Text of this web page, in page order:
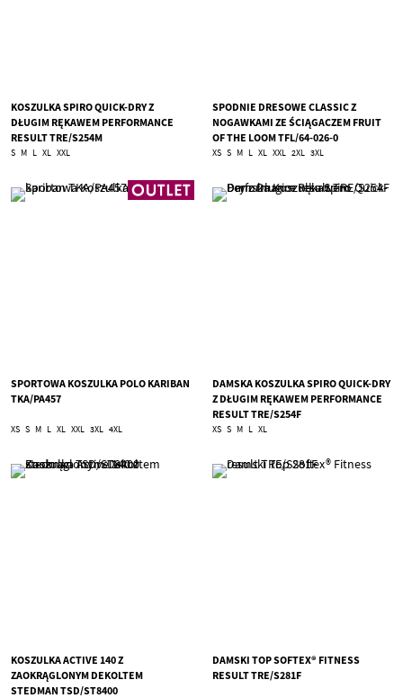
KOSZULKA SPIRO QUICK-DRY Z
DŁUGIM RĘKAWEM PERFORMANCE
RESULT TRE/S254M
S M L XL XXL
SPODNIE DRESOWE CLASSIC Z
NOGAWKAMI ZE ŚCIĄGACZEM FRUIT
OF THE LOOM TFL/64-026-0
XS S M L XL XXL 2XL 3XL
SPORTOWA KOSZULKA POLO KARIBAN
TKA/PA457
XS S M L XL XXL 3XL 4XL
DAMSKA KOSZULKA SPIRO QUICK-DRY
Z DŁUGIM RĘKAWEM PERFORMANCE
RESULT TRE/S254F
XS S M L XL
KOSZULKA ACTIVE 140 Z
ZAOKRĄGLONYM DEKOLTEM
STEDMAN TSD/ST8400
DAMSKI TOP SOFTEX® FITNESS
RESULT TRE/S281F